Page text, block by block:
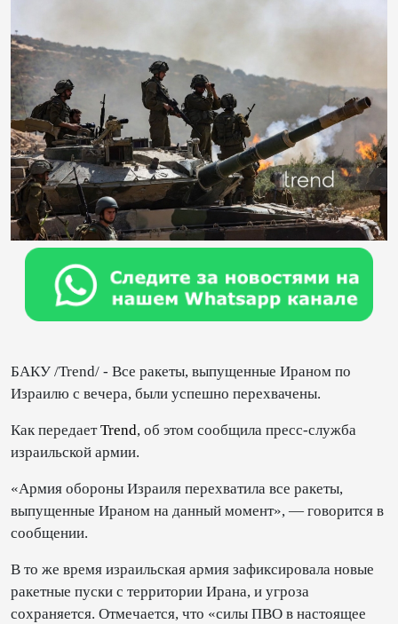
БАКУ /Trend/ - Все ракеты, выпущенные Ираном по
Израилю с вечера, были успешно перехвачены.
Как передаетTrend, об этом сообщила пресс-служба
израильской армии.
«Армия обороны Израиля перехватила все ракеты,
выпущенные Ираном на данный момент», — говорится в
сообщении.
В то же время израильская армия зафиксировала новые
ракетные пуски с территории Ирана, и угроза
сохраняется. Отмечается, что «силы ПВО в настоящее